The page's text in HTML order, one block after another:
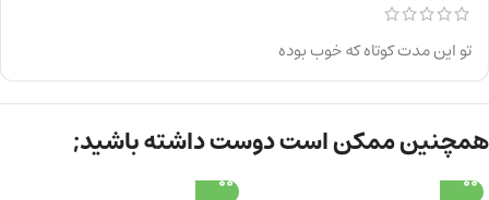
تو این مدت کوتاه که خوب بوده
همچنین ممکن است دوست داشته باشید;